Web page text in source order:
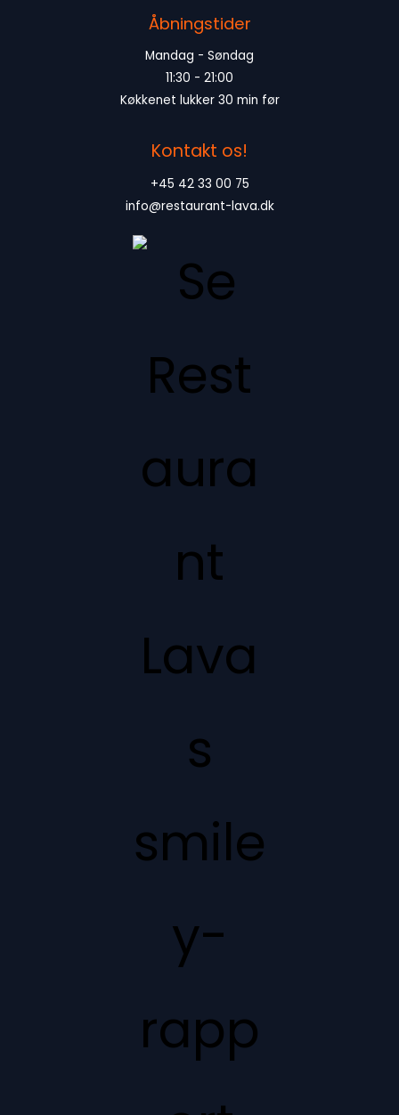
Åbningstider
Mandag - Søndag
11:30 - 21:00
Køkkenet lukker 30 min før
Kontakt os!
+45 42 33 00 75
info@restaurant-lava.dk